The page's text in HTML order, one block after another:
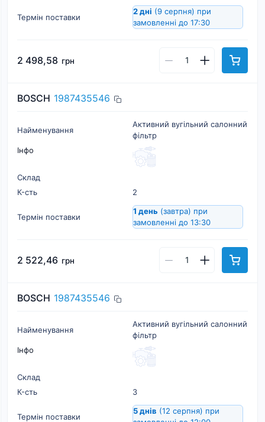
Термін поставки
2 дні (9 серпня) при
замовленні до 17:30
2 498,58 грн
BOSCH 1987435546
Найменування
Активний вугільний салонний
фільтр
Інфо
Склад
К-cть
2
Термін поставки
1 день (завтра) при
замовленні до 13:30
2 522,46 грн
BOSCH 1987435546
Найменування
Активний вугільний салонний
фільтр
Інфо
Склад
К-cть
3
Термін поставки
5 днів (12 серпня) при